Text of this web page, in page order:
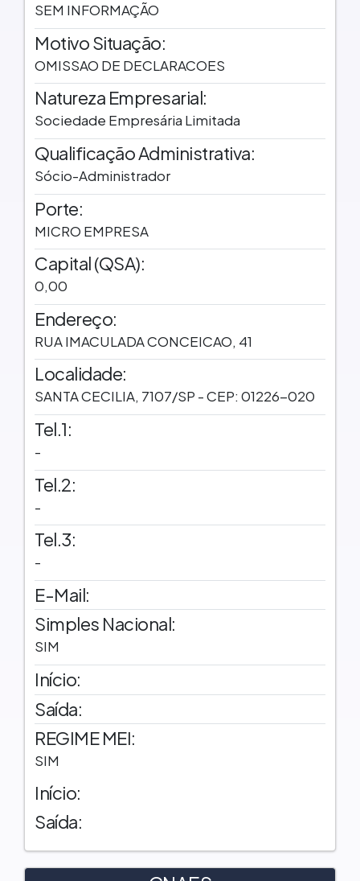
SEM INFORMAÇÃO
Motivo Situação:
OMISSAO DE DECLARACOES
Natureza Empresarial:
Sociedade Empresária Limitada
Qualificação Administrativa:
Sócio-Administrador
Porte:
MICRO EMPRESA
Capital (QSA):
0,00
Endereço:
RUA IMACULADA CONCEICAO, 41
Localidade:
SANTA CECILIA, 7107/SP - CEP: 01226-020
Tel.1:
-
Tel.2:
-
Tel.3:
-
E-Mail:
Simples Nacional:
SIM
Início:
Saída:
REGIME MEI:
SIM
Início:
Saída: